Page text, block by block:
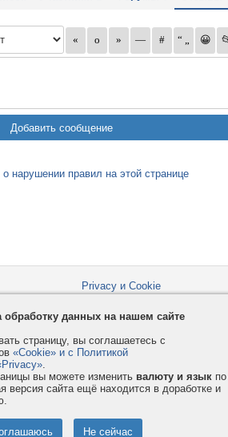
нарушении правил на этой странице
Privacy и Cookie
Форумы
VMESTE.EU
обработку данных на нашем сайте
страницу, вы соглашаетесь с
«Cookie» и с Политикой
.
вы можете изменить валюту и язык по
версия сайта ещё находится в доработке и